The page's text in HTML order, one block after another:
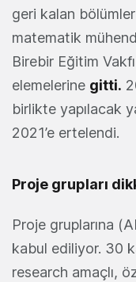
geri kalan
matematik
Birebir Eğitim
elemelerine gitti.
birlikte yapılacak
2021’e ertelendi.
Proje grupları
Proje gruplarına
kabul ediliyor. 30
research amaçlı,